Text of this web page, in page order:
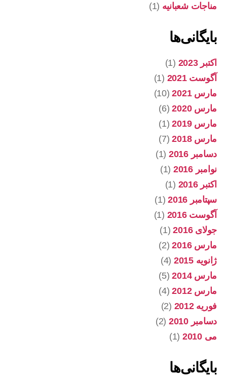
مناجات شعبانیه (1)
بایگانی‌ها
اکتبر 2023
(1)
آگوست 2021
(1)
مارس 2021
(10)
مارس 2020
(6)
مارس 2019
(1)
مارس 2018
(7)
دسامبر 2016
(1)
نوامبر 2016
(1)
اکتبر 2016
(1)
سپتامبر 2016
(1)
آگوست 2016
(1)
جولای 2016
(1)
مارس 2016
(2)
ژانویه 2015
(4)
مارس 2014
(5)
مارس 2012
(4)
فوریه 2012
(2)
دسامبر 2010
(2)
می 2010
(1)
بایگانی‌ها